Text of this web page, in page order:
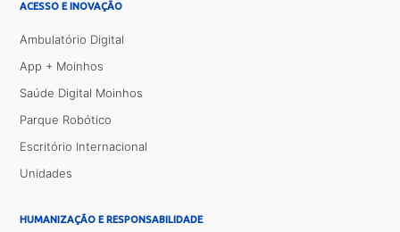
ACESSO E INOVAÇÃO
Ambulatório Digital
App + Moinhos
Saúde Digital Moinhos
Parque Robótico
Escritório Internacional
Unidades
HUMANIZAÇÃO E RESPONSABILIDADE